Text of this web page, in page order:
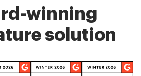
winning
solution